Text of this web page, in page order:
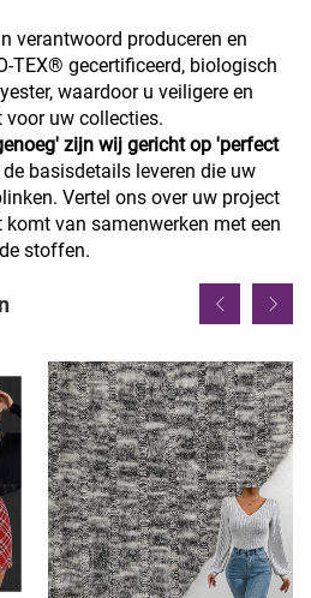
verantwoord produceren en
TEX® gecertificeerd, biologisch
waardoor u veiligere en
voor uw collecties.
zijn wij gericht op 'perfect
basisdetails leveren die uw
Vertel ons over uw project
van samenwerken met een
stoffen.